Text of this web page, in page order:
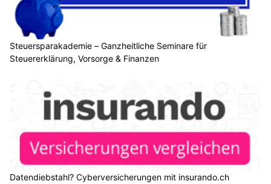
Steuersparakademie – Ganzheitliche Seminare für
Steuererklärung, Vorsorge & Finanzen
Datendiebstahl? Cyberversicherungen mit insurando.ch